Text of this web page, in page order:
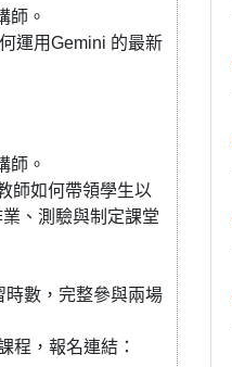
師。
運用Gemini 的最新
師。
師如何帶領學生以
、測驗與制定課堂
時數，完整參與兩場
程，報名連結：